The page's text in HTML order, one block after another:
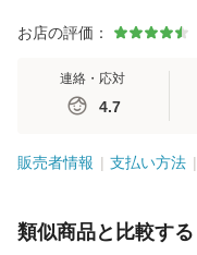
お店の評価：
連絡・応対
4.7
販売者情報 支払い方法
類似商品と比較する